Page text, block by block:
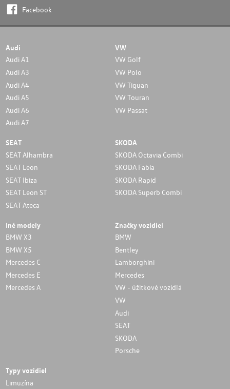
Facebook
Audi
Audi A1
Audi A3
Audi A4
Audi A5
Audi A6
Audi A7
VW
VW Golf
VW Polo
VW Tiguan
VW Touran
VW Passat
SEAT
SEAT Alhambra
SEAT Leon
SEAT Ibiza
SEAT Leon ST
SEAT Ateca
SKODA
SKODA Octavia Combi
SKODA Fabia
SKODA Rapid
SKODA Superb Combi
Iné modely
BMW X3
BMW X5
Mercedes C
Mercedes E
Mercedes A
Značky vozidiel
BMW
Bentley
Lamborghini
Mercedes
VW - úžitkové vozidlá
VW
Audi
SEAT
SKODA
Porsche
Typy vozidiel
Limuzína